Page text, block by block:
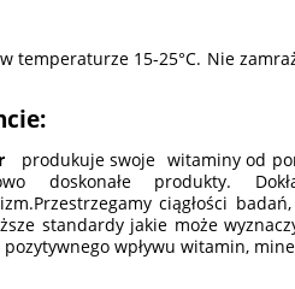
temperaturze 15-25°C. Nie
produkuje swoje witaminy od
doskonałe produkty.
ciągłości
standardy jakie może
wpływu witamin,